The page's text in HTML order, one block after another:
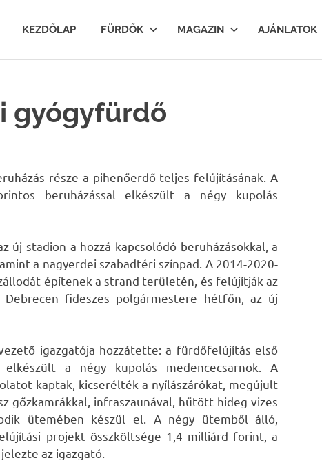
KEZDŐLAP FÜRDŐK MAGAZIN AJÁNLATOK
gyógyfürdő
része a pihenőerdő teljes felújításának. A
beruházással elkészült a négy kupolás
új stadion a hozzá kapcsolódó beruházásokkal, a
a nagyerdei szabadtéri színpad. A 2014-2020-
építenek a strand területén, és felújítják az
fideszes polgármestere hétfőn, az új
igazgatója hozzátette: a fürdőfelújítás első
a négy kupolás medencecsarnok. A
kaptak, kicserélték a nyílászárókat, megújult
gőzkamrákkal, infraszaunával, hűtött hideg vizes
ütemében készül el. A négy ütemből álló,
projekt összköltsége 1,4 milliárd forint, a
az igazgató.